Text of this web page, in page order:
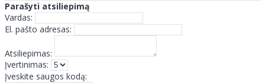
Parašyti atsiliepimą
Vardas:
El. pašto adresas:
Atsiliepimas:
Įvertinimas:
Įveskite saugos kodą: